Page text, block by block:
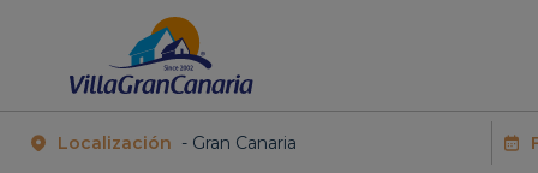
Localización